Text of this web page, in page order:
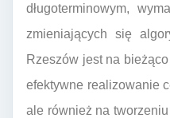
długoterminowym,
zmieniających się
Rzeszów jest na
efektywne realizowanie
ale również na